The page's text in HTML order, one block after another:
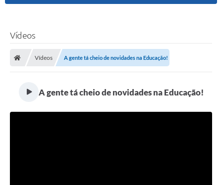
Vídeos
Vídeos A gente tá cheio de novidades na Educação!
A gente tá cheio de novidades na Educação!